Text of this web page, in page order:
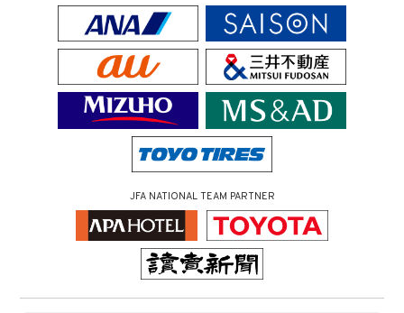
JFA NATIONAL TEAM PARTNER